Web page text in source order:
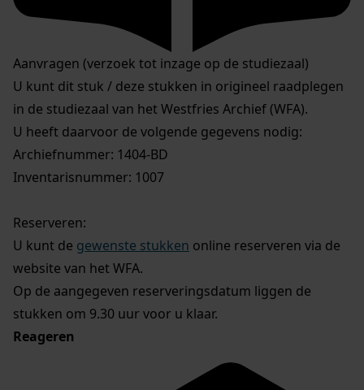
Aanvragen (verzoek tot inzage op de studiezaal)
U kunt dit stuk / deze stukken in origineel raadplegen
in de studiezaal van het Westfries Archief (WFA).
U heeft daarvoor de volgende gegevens nodig:
Archiefnummer: 1404-BD
Inventarisnummer: 1007
Reserveren:
U kunt de gewenste stukken online reserveren via de
website van het WFA.
Op de aangegeven reserveringsdatum liggen de
stukken om 9.30 uur voor u klaar.
Reageren